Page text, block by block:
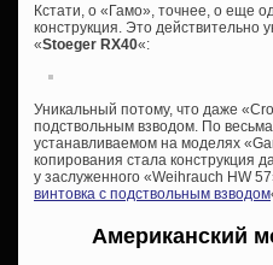
Кстати, о «Гамо», точнее, о еще
конструкция. Это действительно
«Stoeger RX40«:
Уникальный потому, что даже
подствольным взводом. По
устанавливаемом на моделях
копирования стала конструкция
у заслуженного «Weihrauch HW
винтовка с подствольным взводом
Американский